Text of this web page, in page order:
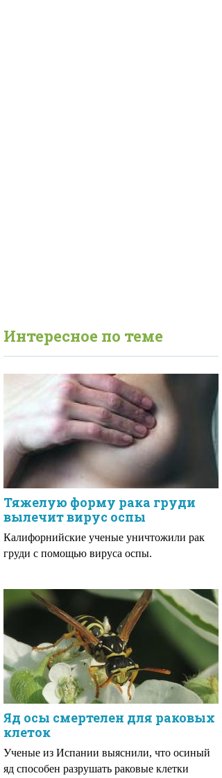
Интересное по теме
Тяжелую форму рака груди
вылечит вирус оспы
Калифорнийские ученые уничтожили рак
груди с помощью вируса оспы.
Яд осы смертелен для раковых
клеток
Ученые из Испании выяснили, что осиный
яд способен разрушать раковые клетки